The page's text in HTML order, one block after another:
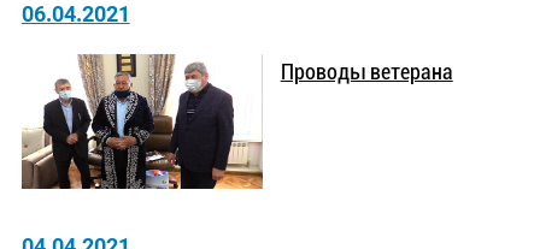
06.04.2021
Проводы ветерана